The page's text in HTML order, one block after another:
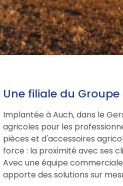
Une filiale du Groupe
Implantée à Auch, dans le
agricoles pour les
pièces et d'accessoires
force : la proximité avec ses
Avec une équipe
apporte des solutions sur